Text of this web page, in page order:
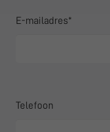
E-mailadres*
Telefoon